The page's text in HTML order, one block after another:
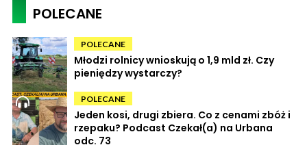
POLECANE
POLECANE
Młodzi rolnicy wnioskują o 1,9 mld zł. Czy
pieniędzy wystarczy?
POLECANE
Jeden kosi, drugi zbiera. Co z cenami zbóż i
rzepaku? Podcast Czekał(a) na Urbana
odc. 73